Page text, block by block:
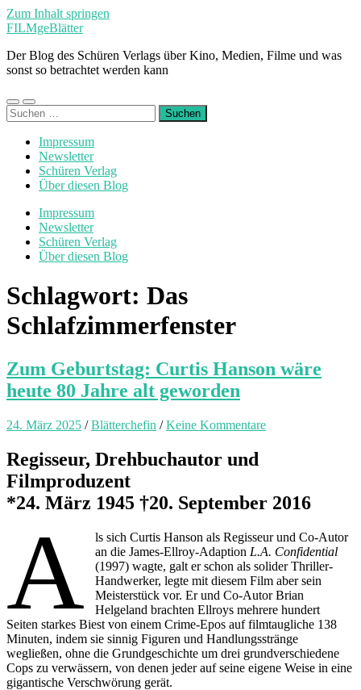
Zum Inhalt springen
FILMgeBlätter
Der Blog des Schüren Verlags über Kino, Medien, Filme und was
sonst so betrachtet werden kann
Mobile-
Menü
Suchfeld
ein-/ausblenden
Suchen
nach:
Impressum
Newsletter
Schüren Verlag
Über diesen Blog
Impressum
Newsletter
Schüren Verlag
Über diesen Blog
Schlagwort: Das
Schlafzimmerfenster
Zum Geburtstag: Curtis Hanson wäre
heute 80 Jahre alt geworden
24. März 2025 /Blätterchefin /Keine Kommentare
Regisseur, Drehbuchautor und
Filmproduzent
*24. März 1945 †20. September 2016
A
ls sich Curtis Hanson als Regisseur und Co-Autor
an die James-Ellroy-Adaption L.A. Confidential
(1997) wagte, galt er schon als solider Thriller-
Handwerker, legte mit diesem Film aber sein
Meisterstück vor. Er und Co-Autor Brian
Helgeland brachten Ellroys mehrere hundert
Seiten starkes Biest von einem Crime-Epos auf filmtaugliche 138
Minuten, indem sie sinnig Figuren und Handlungsstränge
wegließen, ohne die Grundgeschichte um drei grundverschiedene
Cops zu verwässern, von denen jeder auf seine eigene Weise in eine
gigantische Verschwörung gerät.